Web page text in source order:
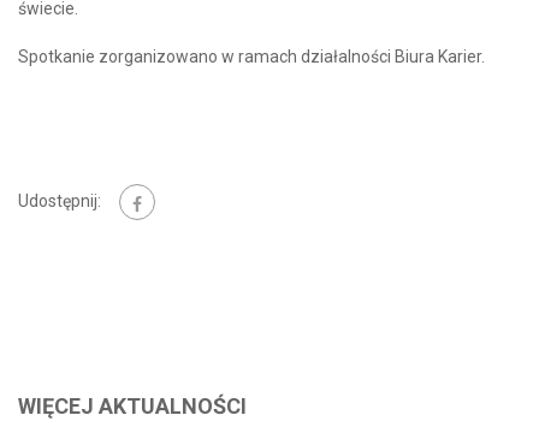
świecie.
Spotkanie zorganizowano w ramach działalności Biura Karier.
Udostępnij:
WIĘCEJ AKTUALNOŚCI